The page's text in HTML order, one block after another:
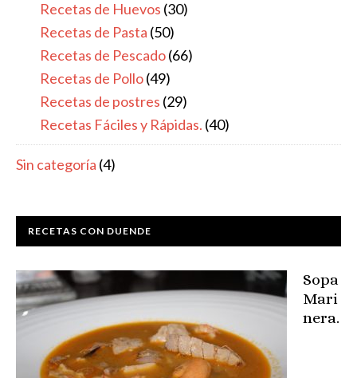
Recetas de Huevos (30)
Recetas de Pasta (50)
Recetas de Pescado(66)
Recetas de Pollo(49)
Recetas de postres (29)
Recetas Fáciles y Rápidas. (40)
Sin categoría (4)
RECETAS CON DUENDE
Sopa
Mari
nera.